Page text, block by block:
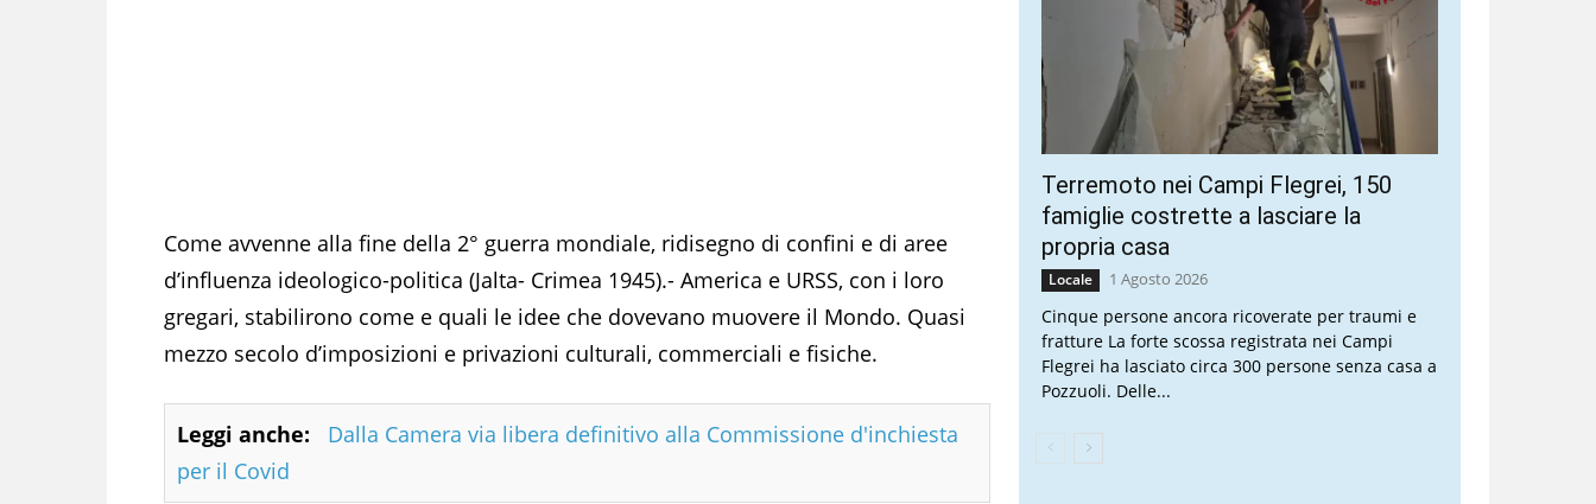
Come avvenne alla fine della 2° guerra mondiale, ridisegno di confini e di aree
d’influenza ideologico-politica (Jalta- Crimea 1945).- America e URSS, con i loro
gregari, stabilirono come e quali le idee che dovevano muovere il Mondo. Quasi
mezzo secolo d’imposizioni e privazioni culturali, commerciali e fisiche.
Leggi anche:
Dalla Camera via libera definitivo alla Commissione d'inchiesta
per il Covid
Terremoto nei Campi Flegrei, 150
famiglie costrette a lasciare la
propria casa
Locale 1 Agosto 2026
Cinque persone ancora ricoverate per traumi e
fratture La forte scossa registrata nei Campi
Flegrei ha lasciato circa 300 persone senza casa a
Pozzuoli. Delle...